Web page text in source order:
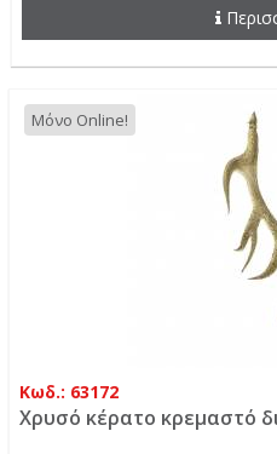
Μόνο Online!
Κωδ.: 63172
Χρυσό κέρατο κρεμαστό